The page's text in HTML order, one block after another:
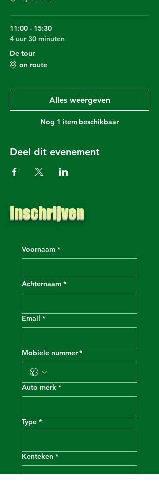
11:00 - 15:30
4 uur 30 minuten
De tour
on route
Nog 1 item beschikbaar
Alles weergeven
Deel dit evenement
Inschrijven
Voornaam *
Achternaam *
Email *
Mobiele nummer *
Auto merk *
Type *
Kenteken *